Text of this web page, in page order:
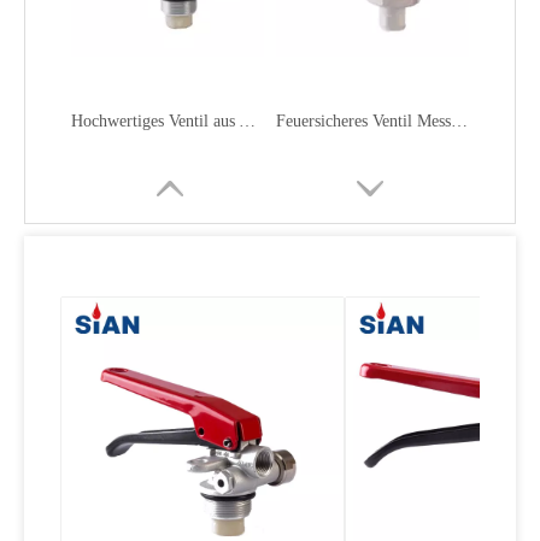
Sian Safety Messing Trockenpulver Feuerlöscherventil Bester Verkaufs-sicherer Trockenpulver-Feuerlöscher-Messing-Kupfer-Ventil
Zuverlässiges Messing-Kupferlegierungsventil für Trockenpulver-Feuerlöscher